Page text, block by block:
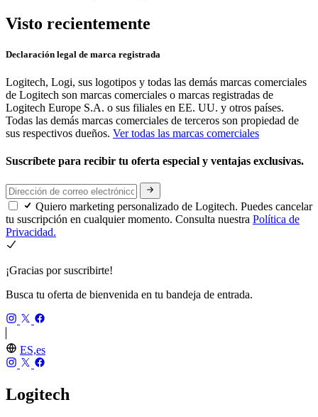
Visto recientemente
Declaración legal de marca registrada
Logitech, Logi, sus logotipos y todas las demás marcas comerciales
de Logitech son marcas comerciales o marcas registradas de
Logitech Europe S.A. o sus filiales en EE. UU. y otros países.
Todas las demás marcas comerciales de terceros son propiedad de
sus respectivos dueños. Ver todas las marcas comerciales
Suscríbete para recibir tu oferta especial y ventajas exclusivas.
Quiero marketing personalizado de Logitech. Puedes cancelar
tu suscripción en cualquier momento. Consulta nuestra Política de
Privacidad.
¡Gracias por suscribirte!
Busca tu oferta de bienvenida en tu bandeja de entrada.
ES,es
Logitech